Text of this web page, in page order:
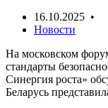
16.10.2025 •
Новости
На московском
стандарты
Синергия роста»
Беларусь